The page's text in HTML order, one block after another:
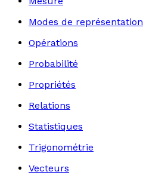
Modes de représentation
Opérations
Probabilité
Propriétés
Relations
Statistiques
Trigonométrie
Vecteurs